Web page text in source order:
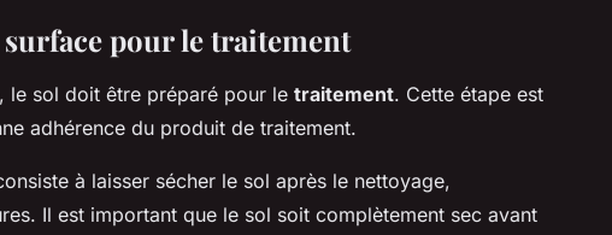
pour le traitement
le sol doit être préparé pour le traitement. Cette étape est
adhérence du produit de traitement.
à laisser sécher le sol après le nettoyage,
Il est important que le sol soit complètement sec avant